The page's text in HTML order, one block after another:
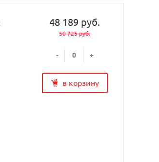
48 189 руб.
50 725 руб.
- +
в корзину